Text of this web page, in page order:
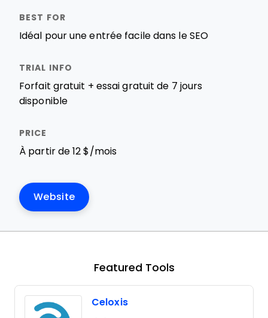
Idéal pour une entrée facile dans le SEO
Forfait gratuit + essai gratuit de 7 jours
disponible
À partir de 12 $/mois
Website
Featured Tools
Celoxis